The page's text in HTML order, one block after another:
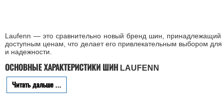
Laufenn — это сравнительно новый бренд шин,
доступным ценам, что делает его привлекательным выбором
и надежности.
ОСНОВНЫЕ ХАРАКТЕРИСТИКИ ШИН LAUFENN
Читать дальше ...